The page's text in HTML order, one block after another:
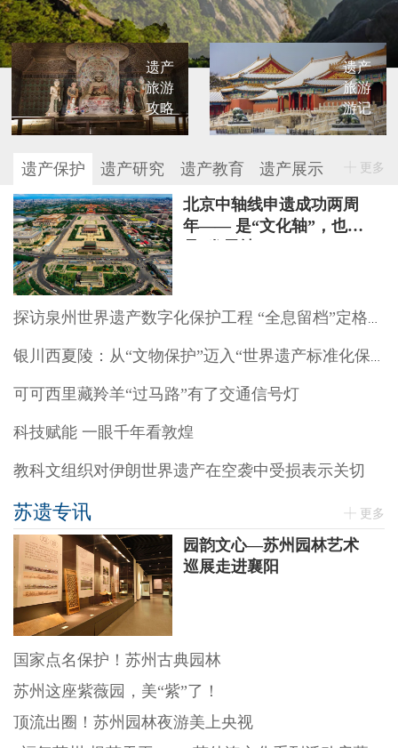
遗产
旅游
攻略
遗产
旅游
游记
遗产保护 遗产研究 遗产教育 遗产展示 更多
北京中轴线申遗成功两周
年—— 是“文化轴”，也
可可西里藏羚羊“过马路”有了交通信号灯
科技赋能 一眼千年看敦煌
教科文组织对伊朗世界遗产在空袭中受损表示关切
苏遗专讯 更多
园韵文心—苏州园林艺术
巡展走进襄阳
国家点名保护！苏州古典园林
苏州这座紫薇园，美“紫”了！
顶流出圈！苏州园林夜游美上央视